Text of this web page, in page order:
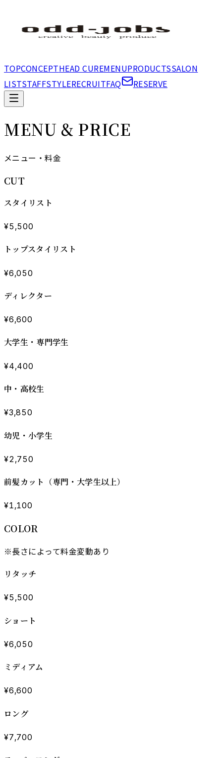
TOPCONCEPTHEAD CUREMENUPRODUCTSSALON
LISTSTAFFSTYLERECRUITFAQ RESERVE
MENU & PRICE
メニュー・料金
CUT
スタイリスト
¥5,500
トップスタイリスト
¥6,050
ディレクター
¥6,600
大学生・専門学生
¥4,400
中・高校生
¥3,850
幼児・小学生
¥2,750
前髪カット（専門・大学生以上）
¥1,100
COLOR
※長さによって料金変動あり
リタッチ
¥5,500
ショート
¥6,050
ミディアム
¥6,600
ロング
¥7,700